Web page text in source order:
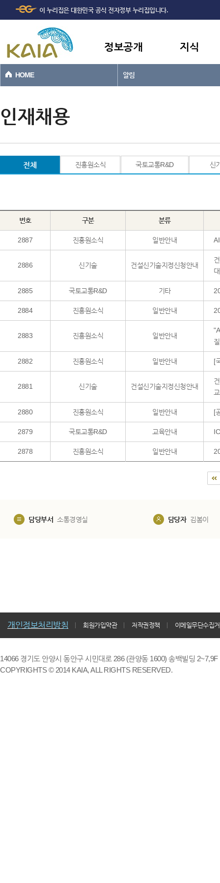
본문바로가기
이 누리집은 대한민국 공식 전자정부 누리집입니다.
정보공개 지식
HOME 알림
인재채용
전체 진흥원소식 국토교통R&D 신
번호 구분 분류
2887 진흥원소식 일반안내
2886 신기술 건설신기술지정신청안내
2885 국토교통R&D 기타
2884 진흥원소식 일반안내
2883 진흥원소식 일반안내
2882 진흥원소식 일반안내 [
2881 신기술 건설신기술지정신청안내
2880 진흥원소식 일반안내 [
2879 국토교통R&D 교육안내
2878 진흥원소식 일반안내
담당부서 소통경영실 담당자 김봄이
개인정보처리방침 회원가입약관 저작권정책 이메일무단수집
14066 경기도 안양시 동안구 시민대로 286 (관양동 1600) 송백빌딩
COPYRIGHTS © 2014 KAIA, ALL RIGHTS RESERVED.